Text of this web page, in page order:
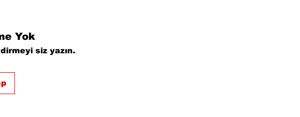
Yok
siz yazın.